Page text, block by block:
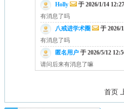
Holly
于 2026/1/14
有消息了吗
八戒进学术圈
于 2026/
有消息了吗
匿名用户 于 2026/5/12
请问后来有消息了嘛
首页